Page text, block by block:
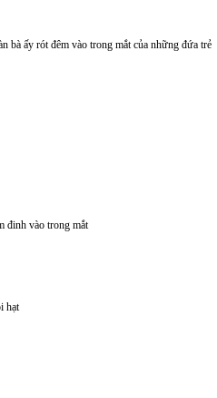
bà ấy rót đêm vào trong mắt của những đứa trẻ
đinh vào trong mắt
hạt